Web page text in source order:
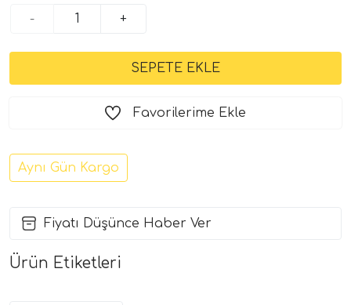
- +
Favorilerime Ekle
Aynı Gün Kargo
Fiyatı Düşünce Haber Ver
Ürün Etiketleri